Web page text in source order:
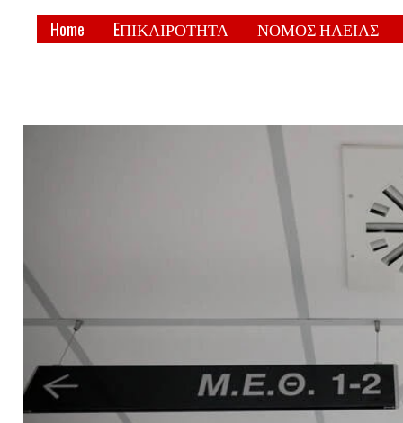
Home EΠΙΚΑΙΡΟΤΗΤΑ ΝΟΜΟΣ ΗΛΕΙΑΣ